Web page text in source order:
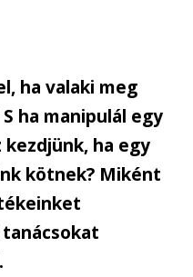
ha valaki meg
ha manipulál egy
ha egy
kötnek? Miként